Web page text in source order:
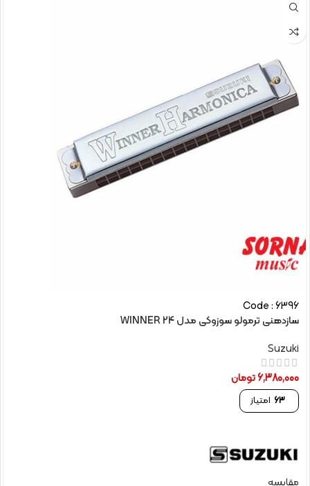
Code : 6396
سازدهنی ترمولو سوزوکی مدل WINNER 24
Suzuki
6,380,000تومان
63 امتیاز
مقایسه